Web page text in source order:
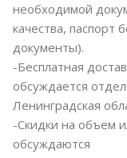
необходимой
качества, паспорт
документы).
-Бесплатная
обсуждается
Ленинградская
-Скидки на объем
обсуждаются